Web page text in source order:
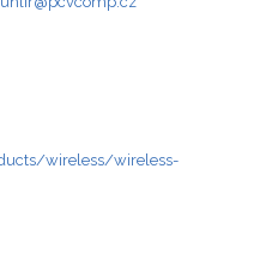
wireless/wireless-